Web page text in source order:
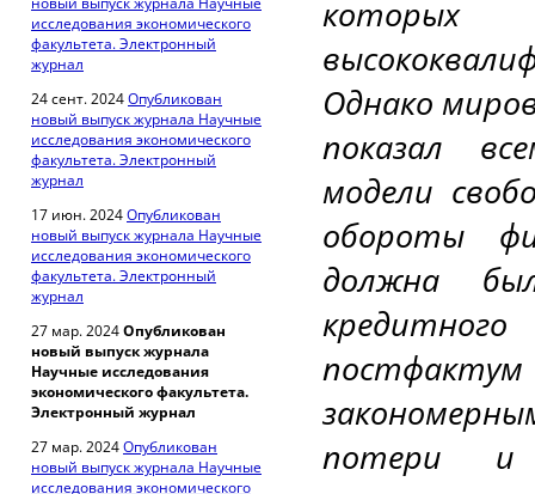
исследования экономического
факультета. Электронный
журнал
24 сент. 2024Опубликован
новый выпуск журнала Научные
исследования экономического
факультета. Электронный
журнал
17 июн. 2024Опубликован
новый выпуск журнала Научные
исследования экономического
факультета. Электронный
журнал
27 мар. 2024Опубликован
новый выпуск журнала
Научные исследования
экономического факультета.
Электронный журнал
27 мар. 2024Опубликован
новый выпуск журнала Научные
исследования экономического
Однако
показал
модели
обороты
должна
постфактум
потери и